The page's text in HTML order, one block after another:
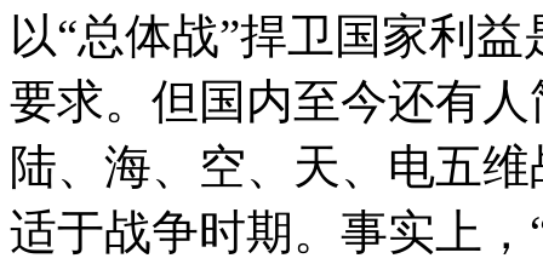
以“总体战”捍卫国家利
要求。但国内至今还有
陆、海、空、天、电五
适于战争时期。事实上